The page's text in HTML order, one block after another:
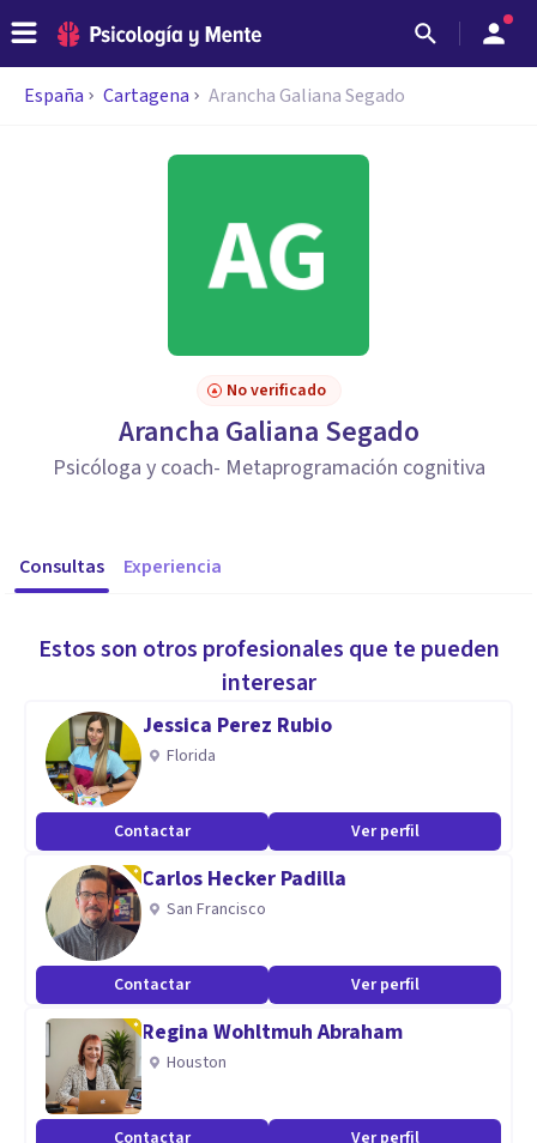
España Cartagena Arancha Galiana Segado
No verificado
Arancha Galiana Segado
Psicóloga y coach- Metaprogramación cognitiva
Consultas Experiencia
Estos son otros profesionales que te pueden
interesar
Jessica Perez Rubio
Florida
Contactar Ver perfil
Carlos Hecker Padilla
San Francisco
Contactar Ver perfil
Regina Wohltmuh Abraham
Houston
Contactar Ver perfil